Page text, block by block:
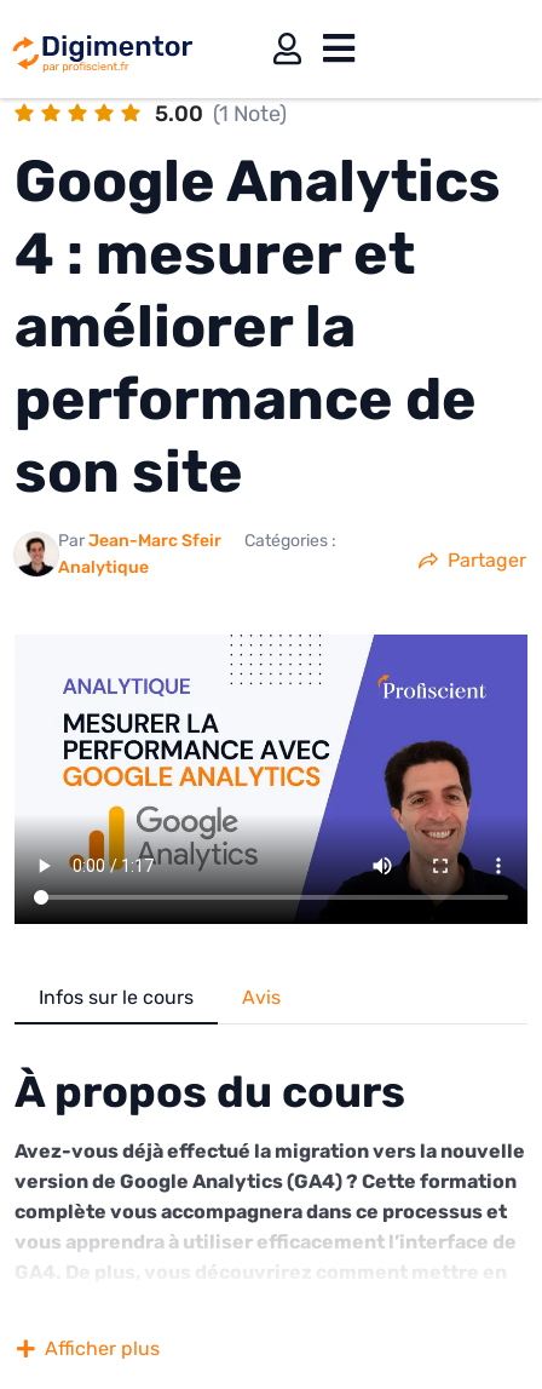
5.00 (1 Note)
Google Analytics
4 : mesurer et
améliorer la
performance de
son site
ParJean-Marc Sfeir
Catégories :
Analytique
Partager
Infos sur le cours Avis
À propos du cours
Avez-vous déjà effectué la migration vers la nouvelle
version de Google Analytics (GA4) ? Cette formation
complète vous accompagnera dans ce processus et
vous apprendra à utiliser efficacement l’interface de
GA4. De plus, vous découvrirez comment mettre en
suivi des clics sur les vidéos et la mesure des
Afficher plus